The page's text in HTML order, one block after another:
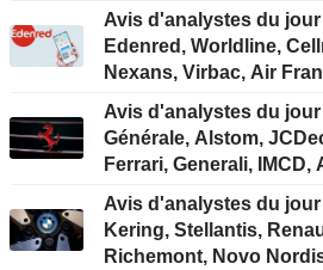
Avis d'analystes du
Edenred, Worldline,
Nexans, Virbac, Air
Avis d'analystes du
Générale, Alstom,
Ferrari, Generali, IMCD,
Avis d'analystes du jour
Kering, Stellantis,
Richemont, Novo